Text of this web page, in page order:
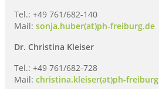
Tel.: +49 761/682-140
Mail: sonja.huber(at)ph-freiburg.de
Dr. Christina Kleiser
Tel.: +49 761/682-728
Mail: christina.kleiser(at)ph-